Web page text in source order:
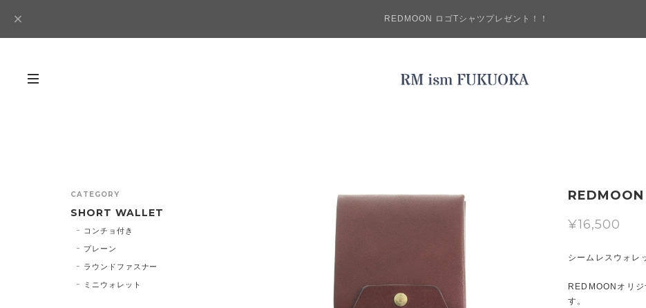
REDMOON ロゴTシャツプレゼント！！
REDMOON
¥16,500
シームレスウォレ
REDMOONオリ
す。
CATEGORY
SHORT WALLET
コンチョ付き
プレーン
ラウンドファスナー
ミニウォレット